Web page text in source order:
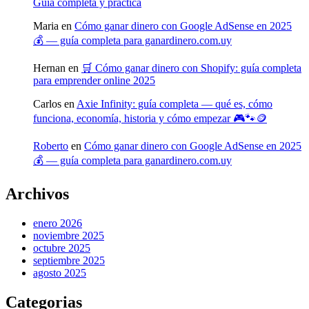
Guía completa y práctica
Maria en Cómo ganar dinero con Google AdSense en 2025
💰 — guía completa para ganardinero.com.uy
Hernan en 🛒 Cómo ganar dinero con Shopify: guía completa
para emprender online 2025
Carlos en Axie Infinity: guía completa — qué es, cómo
funciona, economía, historia y cómo empezar 🎮🐾🪙
Roberto en Cómo ganar dinero con Google AdSense en 2025
💰 — guía completa para ganardinero.com.uy
Archivos
enero 2026
noviembre 2025
octubre 2025
septiembre 2025
agosto 2025
Categorias